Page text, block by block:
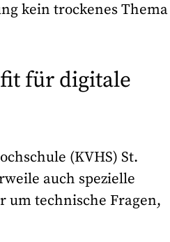
kein trockenes Thema
für digitale
(KVHS) St.
auch spezielle
um technische Fragen,